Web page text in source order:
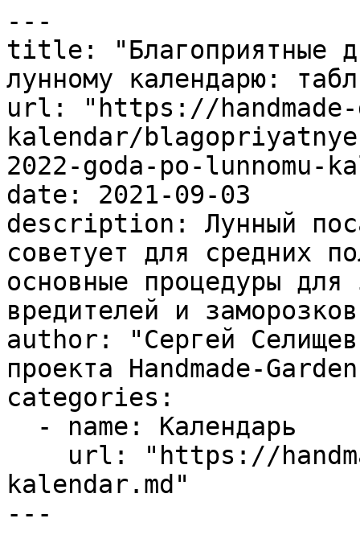
---
title: "Благоприятные
лунному календарю:
url: "https://
kalendar/
2022-goda-po-
date: 2021-09-03
description: Лунный
советует для средних
основные процедуры
вредителей и
author: "Сергей
проекта Handmade-
categories:
kalendar.md"
---